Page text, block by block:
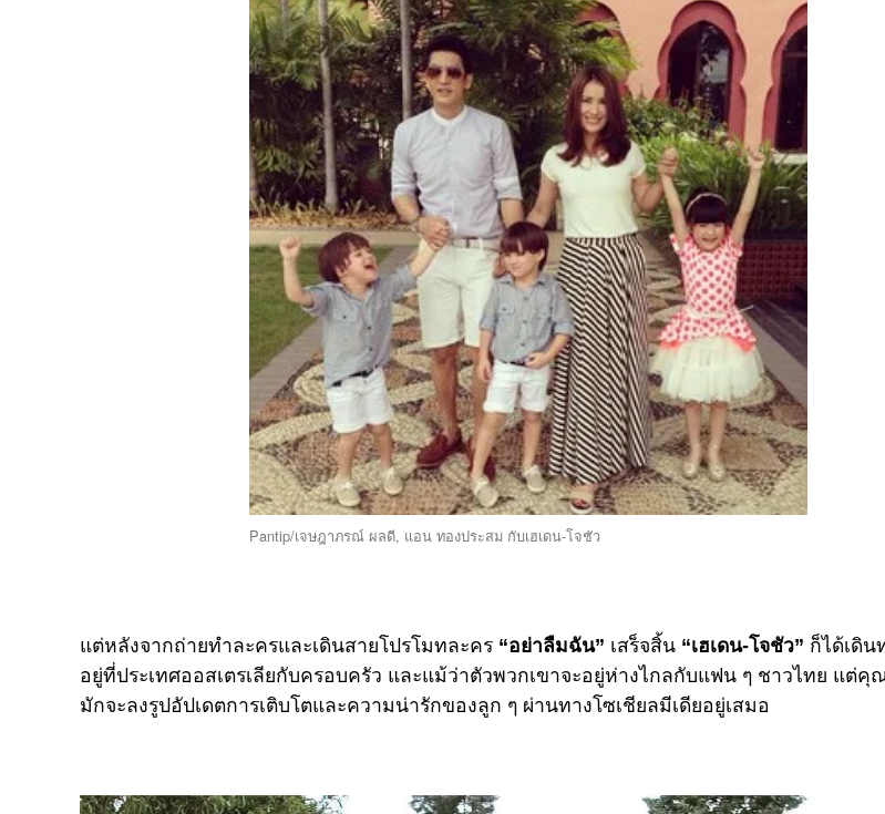
Pantip/เจษฎาภรณ์ ผลดี, แอน ทองประสม กับเฮเดน-โจชัว
แต่หลังจากถ่ายทำละครและเดินสายโปรโมทละคร “อย่าลืมฉัน” เสร็จสิ้น “เฮเดน-โจชัว” ก็ได้เดิน
อยู่ที่ประเทศออสเตรเลียกับครอบครัว และแม้ว่าตัวพวกเขาจะอยู่ห่างไกลกับแฟน ๆ ชาวไทย แต่คุ
มักจะลงรูปอัปเดตการเติบโตและความน่ารักของลูก ๆ ผ่านทางโซเชียลมีเดียอยู่เสมอ